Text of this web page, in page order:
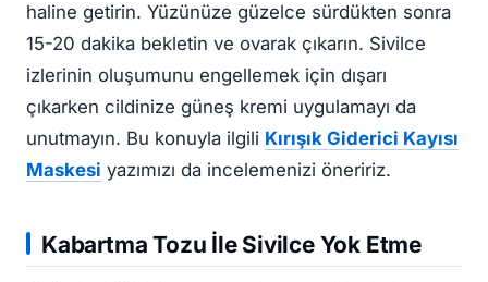
haline getirin. Yüzünüze güzelce sürdükten sonra
15-20 dakika bekletin ve ovarak çıkarın. Sivilce
izlerinin oluşumunu engellemek için dışarı
çıkarken cildinize güneş kremi uygulamayı da
unutmayın. Bu konuyla ilgili Kırışık Giderici Kayısı
Maskesi yazımızı da incelemenizi öneririz.
Kabartma Tozu İle Sivilce Yok Etme